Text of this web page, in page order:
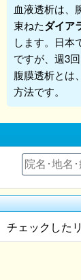
血液透析は、
束ねたダイア
します。日本
ですが、週3
腹膜透析とは
方法です。
チェックした